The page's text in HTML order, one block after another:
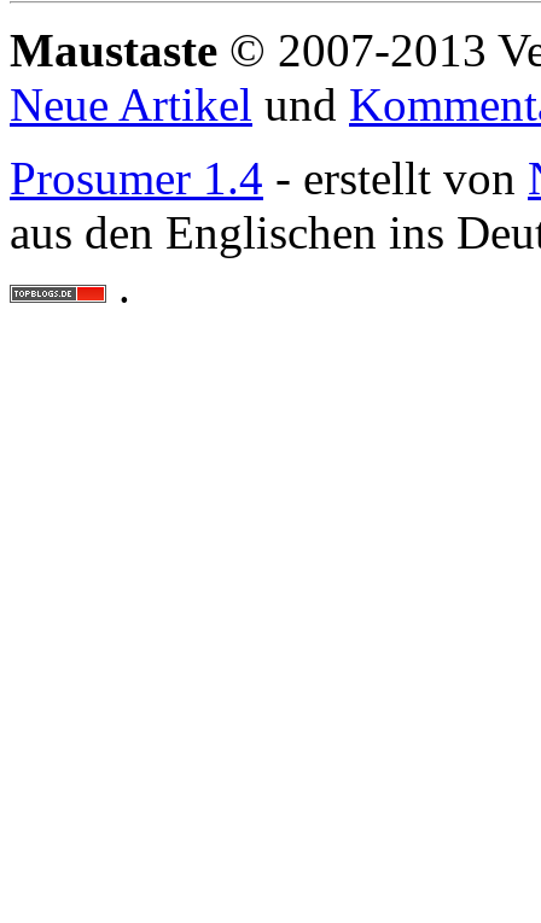
Maustaste © 2007-2013
Neue Artikel und
Prosumer 1.4 - erstellt von
aus den Englischen ins
.